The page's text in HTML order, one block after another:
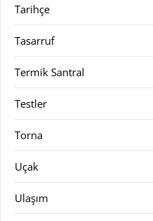
Tarihçe
Tasarruf
Termik Santral
Testler
Torna
Uçak
Ulaşım